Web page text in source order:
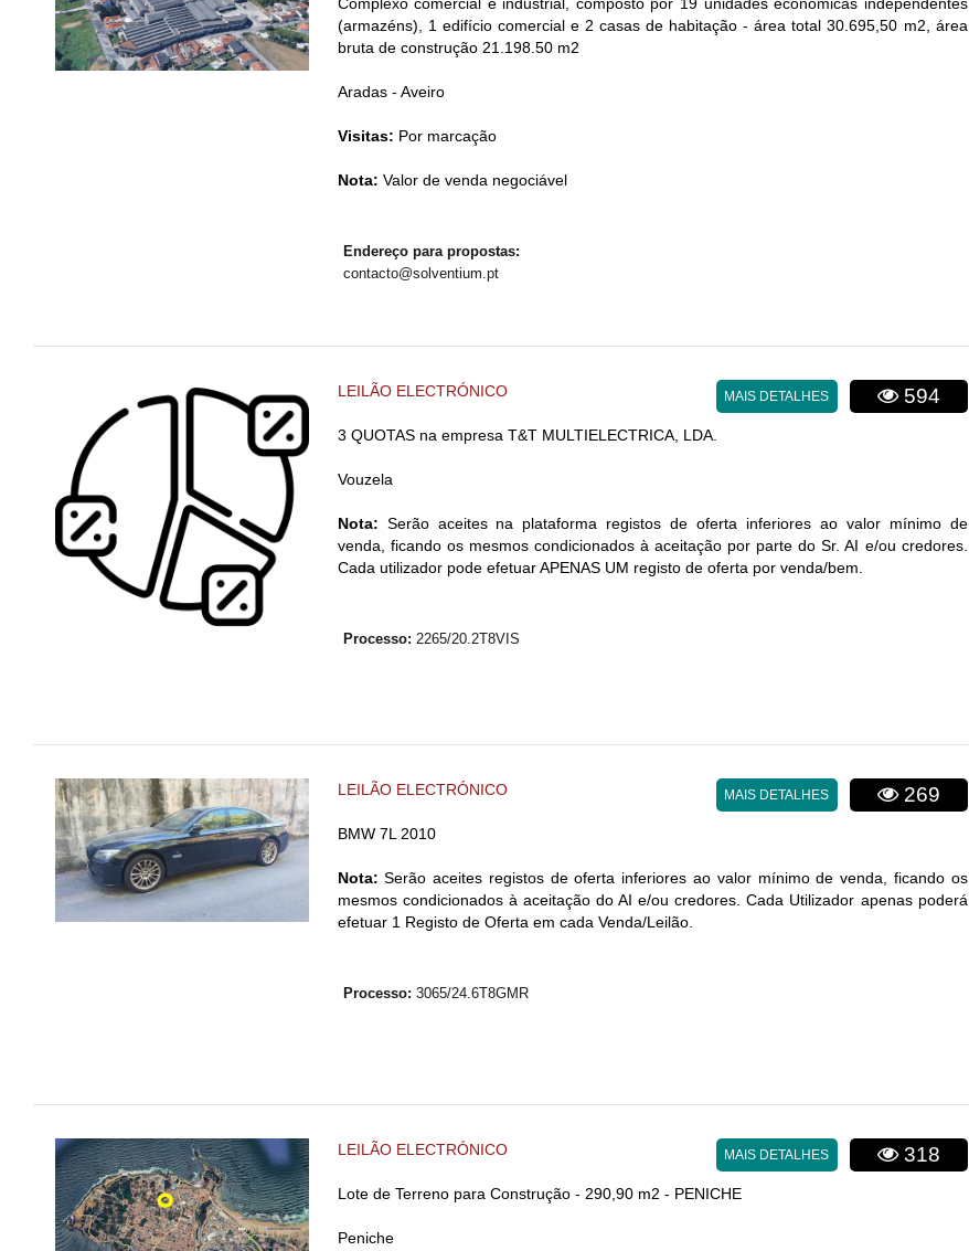
(armazéns), 1 edifício comercial e 2 casas de habitação - área total 30.695,50 m2, área
bruta de construção 21.198.50 m2
Aradas - Aveiro
Visitas: Por marcação
Nota: Valor de venda negociável
Endereço para propostas:
contacto@solventium.pt
LEILÃO ELECTRÓNICO 594
MAIS DETALHES
3 QUOTAS na empresa T&T MULTIELECTRICA, LDA.
Vouzela
Nota: Serão aceites na plataforma registos de oferta inferiores ao valor mínimo de
venda, ficando os mesmos condicionados à aceitação por parte do Sr. AI e/ou credores.
Cada utilizador pode efetuar APENAS UM registo de oferta por venda/bem.
Processo: 2265/20.2T8VIS
LEILÃO ELECTRÓNICO 269
MAIS DETALHES
BMW 7L 2010
Nota:Serão aceites registos de oferta inferiores ao valor mínimo de venda, ficando os
mesmos condicionados à aceitação do AI e/ou credores. Cada Utilizador apenas poderá
efetuar 1 Registo de Oferta em cada Venda/Leilão.
Processo: 3065/24.6T8GMR
LEILÃO ELECTRÓNICO 318
MAIS DETALHES
Lote de Terreno para Construção - 290,90 m2 - PENICHE
Peniche